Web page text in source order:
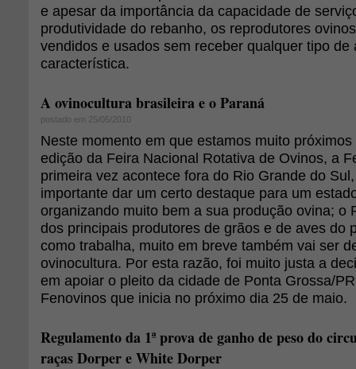
e apesar da importância da capacidade de
produtividade do rebanho, os reprodutores
vendidos e usados sem receber qualquer tipo de
característica.
A ovinocultura brasileira e o Paraná
postado em 25/05/2010
Neste momento em que estamos muito
edição da Feira Nacional Rotativa de Ovinos, a
primeira vez acontece fora do Rio Grande do
importante dar um certo destaque para um
organizando muito bem a sua produção ovina; o
dos principais produtores de grãos e de aves do
como trabalha, muito em breve também vai ser
ovinocultura. Por esta razão, foi muito justa a
em apoiar o pleito da cidade de Ponta Grossa/
Fenovinos que inicia no próximo dia 25 de maio.
Regulamento da 1ª prova de ganho de peso do
raças Dorper e White Dorper